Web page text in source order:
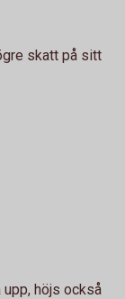
skatt på sitt
höjs också